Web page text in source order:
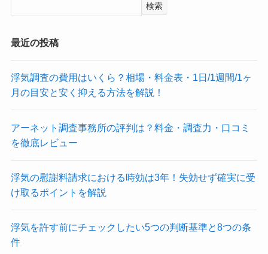
検索
最近の投稿
浮気調査の費用はいくら？相場・料金表・1日/1週間/1ヶ
月の目安と安く抑える方法を解説！
アーネット調査事務所の評判は？料金・調査力・口コミ
を徹底レビュー
浮気の慰謝料請求における時効は3年！失効せず確実に受
け取るポイントを解説
浮気を許す前にチェックしたい5つの判断基準と8つの条
件